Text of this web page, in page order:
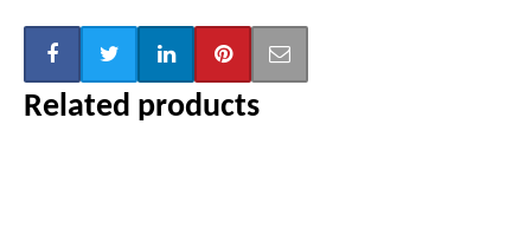
Related products